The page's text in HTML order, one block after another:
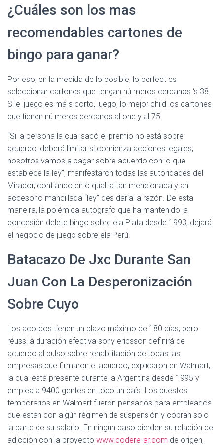
¿Cuáles son los mas
recomendables cartones de
bingo para ganar?
Por eso, en la medida de lo posible, lo perfect es
seleccionar cartones que tengan nú meros cercanos ‘s 38.
Si el juego es má s corto, luego, lo mejor child los cartones
que tienen nú meros cercanos al one y al 75.
“Si la persona la cual sacó el premio no está sobre
acuerdo, deberá limitar si comienza acciones legales,
nosotros vamos a pagar sobre acuerdo con lo que
establece la ley”, manifestaron todas las autoridades del
Mirador, confiando en o qual la tan mencionada y an
accesorio mancillada “ley” des daría la razón. De esta
maneira, la polémica autógrafo que ha mantenido la
concesión delete bingo sobre ela Plata desde 1993, dejará
el negocio de juego sobre ela Perú.
Batacazo De Jxc Durante San
Juan Con La Desperonización
Sobre Cuyo
Los acordos tienen un plazo máximo de 180 días, pero
réussi à duración efectiva sony ericsson definirá de
acuerdo al pulso sobre rehabilitación de todas las
empresas que firmaron el acuerdo, explicaron en Walmart,
la cual está presente durante la Argentina desde 1995 y
emplea a 9400 gentes en todo un país. Los puestos
temporarios en Walmart fueron pensados para empleados
que están con algún régimen de suspensión y cobran solo
la parte de su salario. En ningún caso pierden su relación de
adicción con la proyecto www.codere-ar.com de origen,